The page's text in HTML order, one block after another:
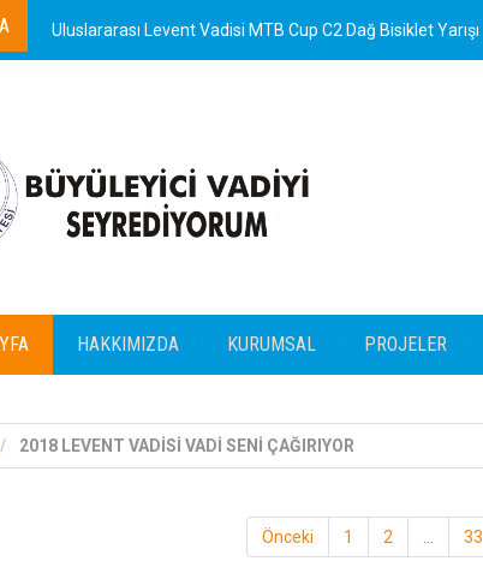
Uluslararası Levent Vadisi MTB Cup C2 Dağ Bisiklet Yarışı
HAKKIMIZDA KURUMSAL PROJELER
2018 LEVENT VADİSİ VADİ SENİ ÇAĞIRIYOR
Önceki 1 2 33